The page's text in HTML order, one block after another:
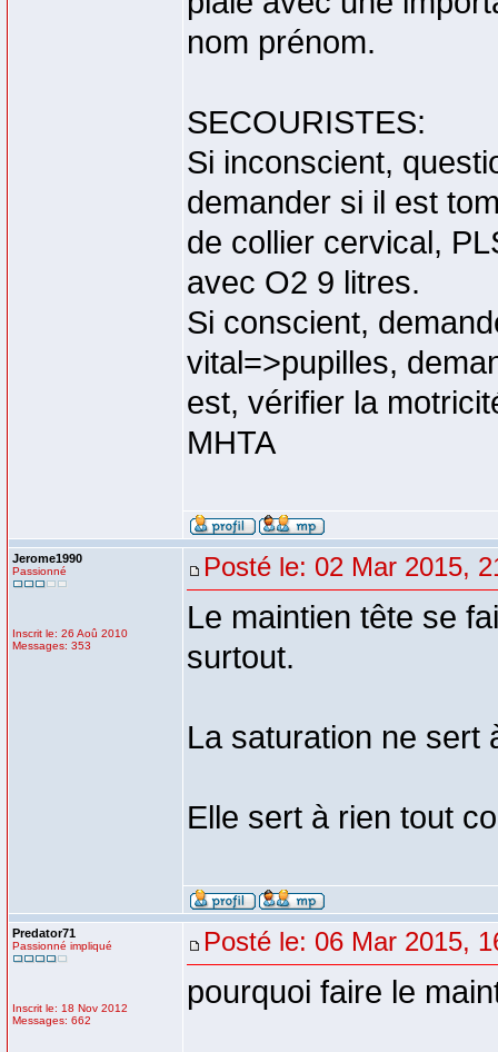
nom prénom.
SECOURISTES:
Si inconscient,
demander si il est
de collier cervical,
avec O2 9 litres.
Si conscient,
vital=>pupilles,
est, vérifier la
MHTA
Jerome1990
Passionné
Inscrit le: 26 Aoû 2010
Messages: 353
Posté le: 02 Mar 2015,
Le maintien tête se
surtout.
La saturation ne sert
Elle sert à rien tout
Predator71
Passionné impliqué
Inscrit le: 18 Nov 2012
Messages: 662
Posté le: 06 Mar 2015,
pourquoi faire le